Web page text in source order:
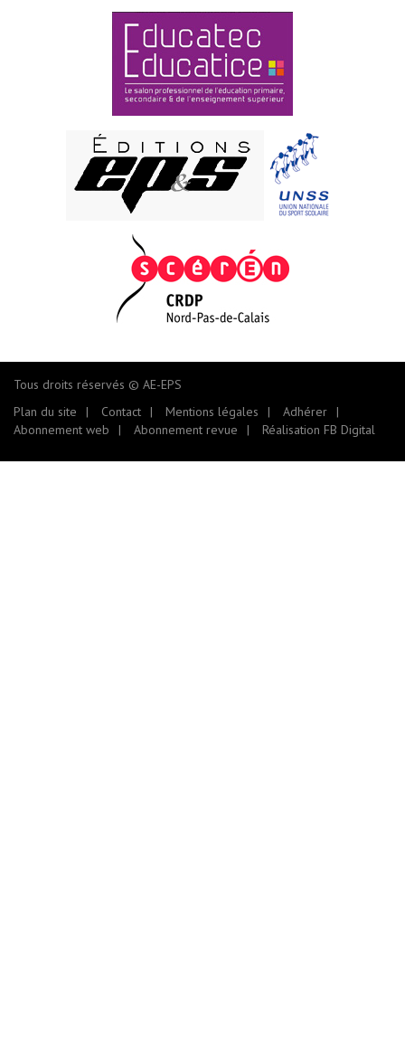
Tous droits réservés © AE-EPS
Plan du site
Contact Mentions légales
Adhérer
Abonnement web
Abonnement revue Réalisation FB Digital